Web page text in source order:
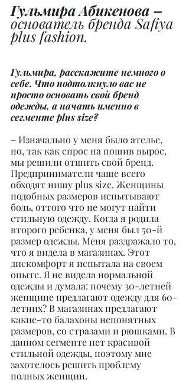
Гульмира Абикенова –
основатель бренда Safiya
plus fashion.
Гульмира, расскажите немного о
себе. Что подтолкнуло вас не
просто основать свой бренд
одежды, а начать именно в
сегменте plus size?
– Изначально у меня было ателье,
но, так как спрос на пошив вырос,
мы решили отшить свой бренд.
Предприниматели чаще всего
обходят нишу plus size. Женщины
подобных размеров испытывают
боль, оттого что не могут найти
стильную одежду. Когда я родила
второго ребенка, у меня был 50-й
размер одежды. Меня раздражало то,
что я видела в магазинах. Этот
дискомфорт я испытала на своем
опыте. Я не видела нормальной
одежды и думала: почему 30-летней
женщине предлагают одежду для 60-
летних? В магазинах предлагают
какие-то балахоны непонятных
размеров, со стразами и рюшками. В
данном сегменте нет красивой
стильной одежды, поэтому мне
захотелось решить проблему
полных женщин.